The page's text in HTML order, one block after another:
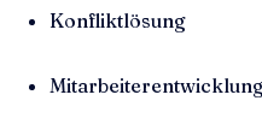
Konfliktlösung